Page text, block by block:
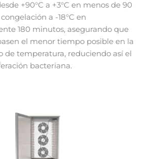
+90°C a +3°C en menos de 90
a -18°C en
180 minutos, asegurando que
el menor tiempo posible en la
de temperatura, reduciendo así el
bacteriana.